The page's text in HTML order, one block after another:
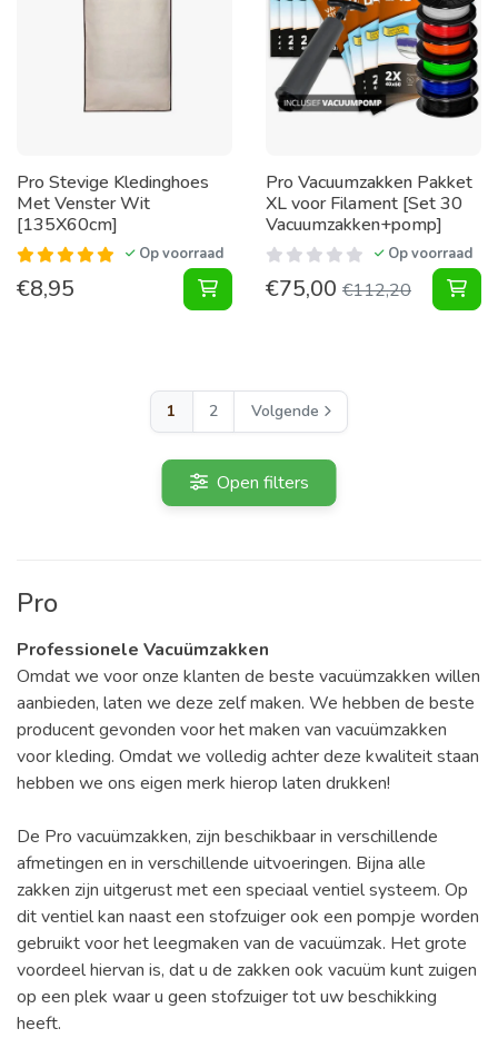
Pro Stevige Kledinghoes
Met Venster Wit
[135X60cm]
Op voorraad
€8,95 Stevige Kledinghoes Met Venster
Pro Vacuumzakken Pakket
XL voor Filament [Set 30
Vacuumzakken+pomp]
Op voorraad
€75,00 €112,20
1 2 Volgende
Open filters
Pro
Professionele Vacuümzakken
Omdat we voor onze klanten de beste vacuümzakken willen
aanbieden, laten we deze zelf maken. We hebben de beste
producent gevonden voor het maken van vacuümzakken
voor kleding. Omdat we volledig achter deze kwaliteit staan
hebben we ons eigen merk hierop laten drukken!
De Pro vacuümzakken, zijn beschikbaar in verschillende
afmetingen en in verschillende uitvoeringen. Bijna alle
zakken zijn uitgerust met een speciaal ventiel systeem. Op
dit ventiel kan naast een stofzuiger ook een pompje worden
gebruikt voor het leegmaken van de vacuümzak. Het grote
voordeel hiervan is, dat u de zakken ook vacuüm kunt zuigen
op een plek waar u geen stofzuiger tot uw beschikking
heeft.